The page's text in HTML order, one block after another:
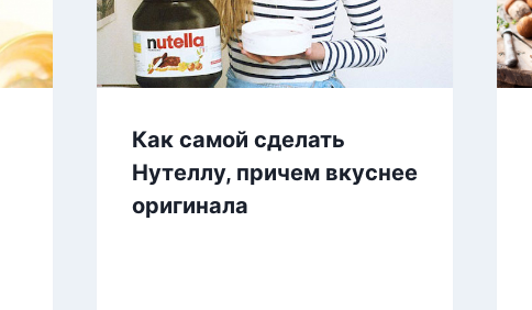
Как самой сделать
Нутеллу, причем вкуснее
оригинала